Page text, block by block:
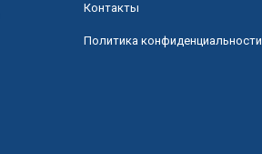
Контакты
Политика конфиденциальности